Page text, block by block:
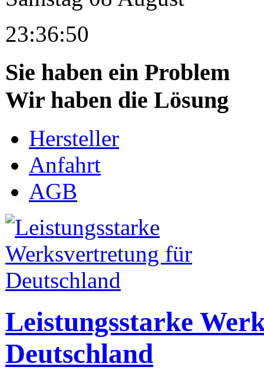
23:36:50
Sie haben ein Problem
Wir haben die Lösung
Hersteller
Anfahrt
AGB
Leistungsstarke
Deutschland